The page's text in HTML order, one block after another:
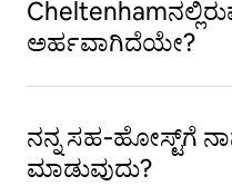
ಅರ್ಹವಾಗಿದೆಯೇ?
ನನ್ನ ಸಹ‑ಹೋಸ್ಟ್‌ಗೆ
ಮಾಡುವುದು?